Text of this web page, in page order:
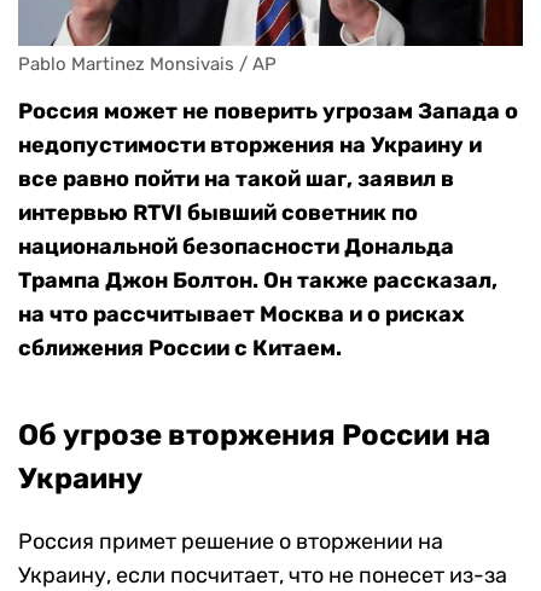
Pablo Martinez Monsivais / AP
Россия может не поверить угрозам Запада о
недопустимости вторжения на Украину и
все равно пойти на такой шаг, заявил в
интервью RTVI бывший советник по
национальной безопасности Дональда
Трампа Джон Болтон. Он также рассказал,
на что рассчитывает Москва и о рисках
сближения России с Китаем.
Об угрозе вторжения России на
Украину
Россия примет решение о вторжении на
Украину, если посчитает, что не понесет из-за